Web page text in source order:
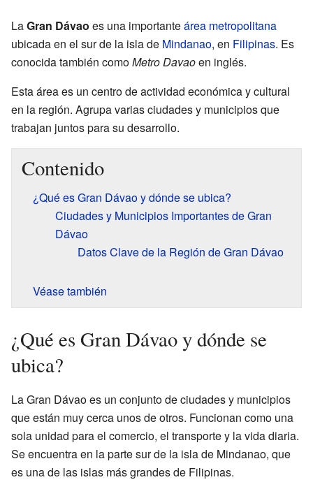
LaGran Dávao es una importanteárea metropolitana
ubicada en el sur de la isla de Mindanao, en Filipinas. Es
conocida también comoMetro Davaoen inglés.
Esta área es un centro de actividad económica y cultural
en la región. Agrupa varias ciudades y municipios que
trabajan juntos para su desarrollo.
Contenido
¿Qué es Gran Dávao y dónde se ubica?
Ciudades y Municipios Importantes de Gran
Dávao
Datos Clave de la Región de Gran Dávao
Véase también
¿Qué es Gran Dávao y dónde se
ubica?
La Gran Dávao es un conjunto de ciudades y municipios
que están muy cerca unos de otros. Funcionan como una
sola unidad para el comercio, el transporte y la vida diaria.
Se encuentra en la parte sur de la isla de Mindanao, que
es una de las islas más grandes de Filipinas.